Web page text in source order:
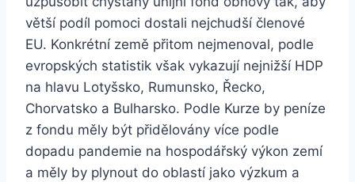
větší podíl pomoci dostali nejchudší členové
EU. Konkrétní země přitom nejmenoval, podle
evropských statistik však vykazují nejnižší HDP
na hlavu Lotyšsko, Rumunsko, Řecko,
Chorvatsko a Bulharsko. Podle Kurze by peníze
z fondu měly být přidělovány více podle
dopadu pandemie na hospodářský výkon zemí
a měly by plynout do oblastí jako výzkum a